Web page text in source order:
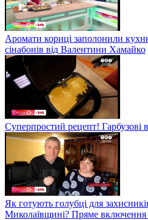
Аромати кориці заполонили
сінабонів від Валентини Хамайко
Суперпростий рецепт! Гарбузові
Як готують голубці для
Миколаївщині? Пряме включення